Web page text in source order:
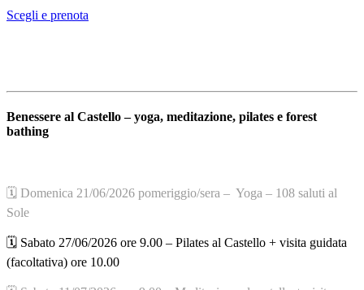
Scegli e prenota
Benessere al Castello – yoga, meditazione, pilates e forest
bathing
🗓️ Domenica 21/06/2026 pomeriggio/sera – Yoga – 108 saluti al
Sole
🗓️ Sabato 27/06/2026 ore 9.00 – Pilates al Castello + visita guidata
(facoltativa) ore 10.00